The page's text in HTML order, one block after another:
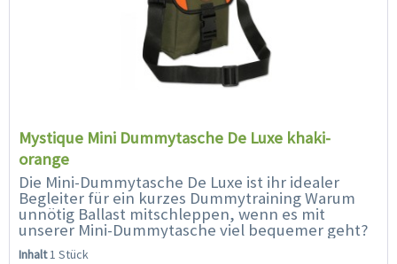
Mystique Mini Dummytasche De Luxe khaki-
orange
Die Mini-Dummytasche De Luxe ist ihr idealer
Begleiter für ein kurzes Dummytraining Warum
unnötig Ballast mitschleppen, wenn es mit
unserer Mini-Dummytasche viel bequemer geht?
Die ideale Tasche für Spaziergänge...
Inhalt1 Stück